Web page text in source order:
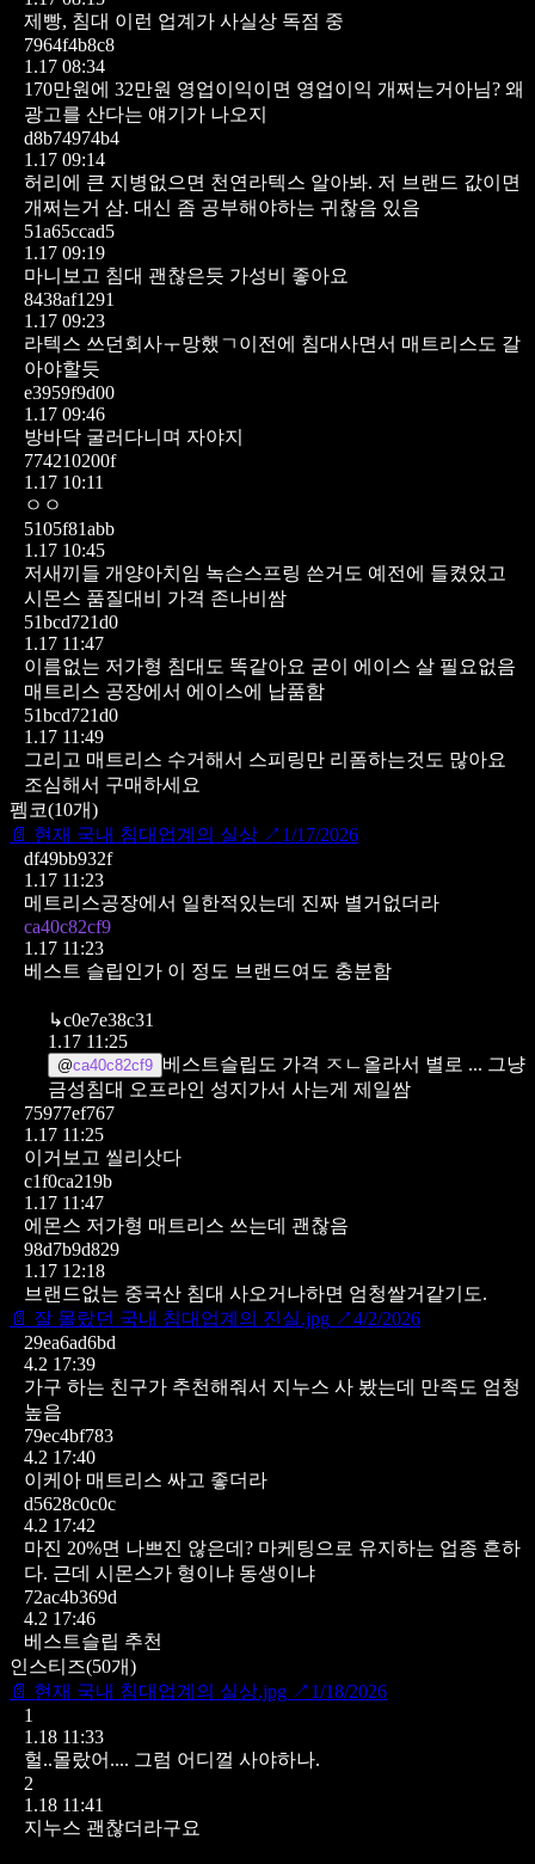
제빵, 침대 이런 업계가 사실상 독점 중
7964f4b8c8
1.17 08:34
170만원에 32만원 영업이익이면 영업이익 개쩌는거아님? 왜
광고를 산다는 얘기가 나오지
d8b74974b4
1.17 09:14
허리에 큰 지병없으면 천연라텍스 알아봐. 저 브랜드 값이면
개쩌는거 삼. 대신 좀 공부해야하는 귀찮음 있음
51a65ccad5
1.17 09:19
마니보고 침대 괜찮은듯 가성비 좋아요
8438af1291
1.17 09:23
라텍스 쓰던회사ㅜ망했ㄱ이전에 침대사면서 매트리스도 갈
아야할듯
e3959f9d00
1.17 09:46
방바닥 굴러다니며 자야지
774210200f
1.17 10:11
ㅇㅇ
5105f81abb
1.17 10:45
저새끼들 개양아치임 녹슨스프링 쓴거도 예전에 들켰었고
시몬스 품질대비 가격 존나비쌈
51bcd721d0
1.17 11:47
이름없는 저가형 침대도 똑같아요 굳이 에이스 살 필요없음
매트리스 공장에서 에이스에 납품함
51bcd721d0
1.17 11:49
그리고 매트리스 수거해서 스피링만 리폼하는것도 많아요
조심해서 구매하세요
펨코(10개)
📄 현재 국내 침대업계의 실상 ↗ 1/17/2026
df49bb932f
1.17 11:23
메트리스공장에서 일한적있는데 진짜 별거없더라
ca40c82cf9
1.17 11:23
베스트 슬립인가 이 정도 브랜드여도 충분함
↳c0e7e38c31
1.17 11:25
@ca40c82cf9 베스트슬립도 가격 ㅈㄴ올라서 별로 ... 그냥
금성침대 오프라인 성지가서 사는게 제일쌈
75977ef767
1.17 11:25
이거보고 씰리삿다
c1f0ca219b
1.17 11:47
에몬스 저가형 매트리스 쓰는데 괜찮음
98d7b9d829
1.17 12:18
브랜드없는 중국산 침대 사오거나하면 엄청쌀거같기도.
📄 잘 몰랐던 국내 침대업계의 진실.jpg ↗4/2/2026
29ea6ad6bd
4.2 17:39
가구 하는 친구가 추천해줘서 지누스 사 봤는데 만족도 엄청
높음
79ec4bf783
4.2 17:40
이케아 매트리스 싸고 좋더라
d5628c0c0c
4.2 17:42
마진 20%면 나쁘진 않은데? 마케팅으로 유지하는 업종 흔하
다. 근데 시몬스가 형이냐 동생이냐
72ac4b369d
4.2 17:46
베스트슬립 추천
인스티즈(50개)
📄 현재 국내 침대업계의 실상.jpg ↗ 1/18/2026
1
1.18 11:33
헐..몰랐어.... 그럼 어디껄 사야하나.
2
1.18 11:41
지누스 괜찮더라구요